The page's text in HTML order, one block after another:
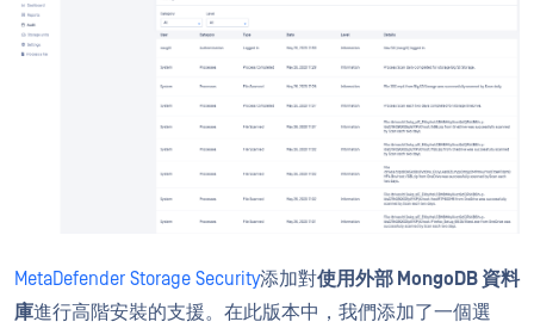
MetaDefender Storage Security添加對使用外部 MongoDB 資料
庫進行高階安裝的支援。在此版本中，我們添加了一個選